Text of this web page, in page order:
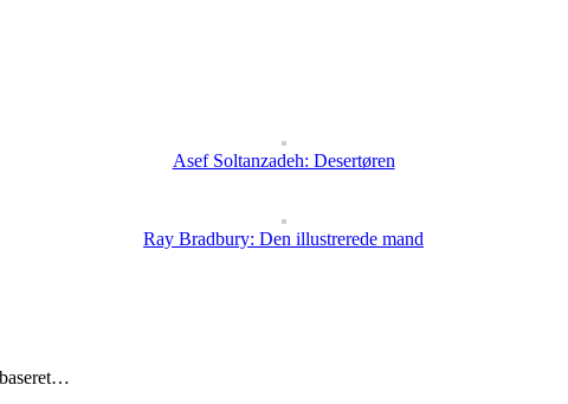
Asef Soltanzadeh: Desertøren
Ray Bradbury: Den illustrerede mand